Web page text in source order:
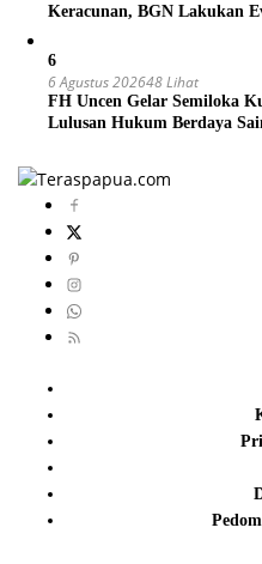
Keracunan, BGN Lakukan
6
6 Agustus 202648 Lihat
FH Uncen Gelar Semiloka
Lulusan Hukum Berdaya